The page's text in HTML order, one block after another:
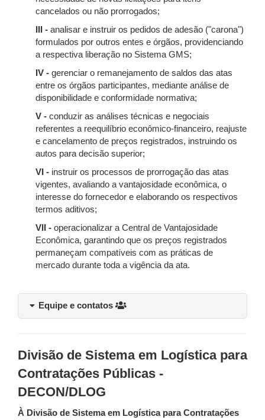
cancelados ou não prorrogados;
III -analisar e instruir os pedidos de adesão ("carona")
formulados por outros entes e órgãos, providenciando
a respectiva liberação no Sistema GMS;
IV - gerenciar o remanejamento de saldos das atas
entre os órgãos participantes, mediante análise de
disponibilidade e conformidade normativa;
V - conduzir as análises técnicas e negociais
referentes a reequilíbrio econômico-financeiro, reajuste
e cancelamento de preços registrados, instruindo os
autos para decisão superior;
VI - instruir os processos de prorrogação das atas
vigentes, avaliando a vantajosidade econômica, o
interesse do fornecedor e elaborando os respectivos
termos aditivos;
VII - operacionalizar a Central de Vantajosidade
Econômica, garantindo que os preços registrados
permaneçam compatíveis com as práticas de
mercado durante toda a vigência da ata.
Equipe e contatos
Divisão de Sistema em Logística para
Contratações Públicas -
DECON/DLOG
À Divisão de Sistema em Logística para Contratações